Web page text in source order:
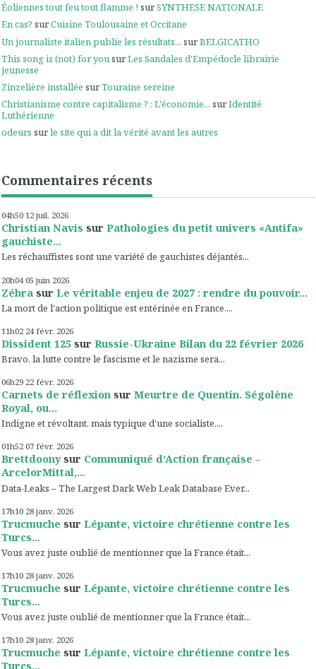
Éoliennes tout feu tout flamme ! surSYNTHESE NATIONALE
En cas? surCuisine Toulousaine et Occitane
Un journaliste italien publie les résultats... surBELGICATHO
This song is (not) for yousurLes Sandales d'Empédocle librairie
jeunesse
Zinzelière installée surTouraine sereine
Christianisme contre capitalisme ? : L'économie... surIdentité
Luthérienne
odeurs surle site qui a dit la vérité avant les autres
Commentaires récents
04h50 12 juil. 2026
Christian Navis sur Pathologies du petit univers «Antifa»
gauchiste...
Les réchauffistes sont une variété de gauchistes déjantés...
20h04 05 juin 2026
Zébra sur Le véritable enjeu de 2027 : rendre du pouvoir...
La mort de l'action politique est entérinée en France,...
11h02 24 févr. 2026
Dissident 125 sur Russie-Ukraine Bilan du 22 février 2026
Bravo, la lutte contre le fascisme et le nazisme sera...
06h29 22 févr. 2026
Carnets de réflexion sur Meurtre de Quentin. Ségolène
Royal, ou...
Indigne et révoltant, mais typique d'une socialiste....
01h52 07 févr. 2026
Brettdoonysur Communiqué d’Action française –
ArcelorMittal,...
Data-Leaks – The Largest Dark Web Leak Database Ever...
17h10 28 janv. 2026
Trucmuche sur Lépante, victoire chrétienne contre les
Turcs...
Vous avez juste oublié de mentionner que la France était...
17h10 28 janv. 2026
Trucmuche sur Lépante, victoire chrétienne contre les
Turcs...
Vous avez juste oublié de mentionner que la France était...
17h10 28 janv. 2026
Trucmuche sur Lépante, victoire chrétienne contre les
Turcs...